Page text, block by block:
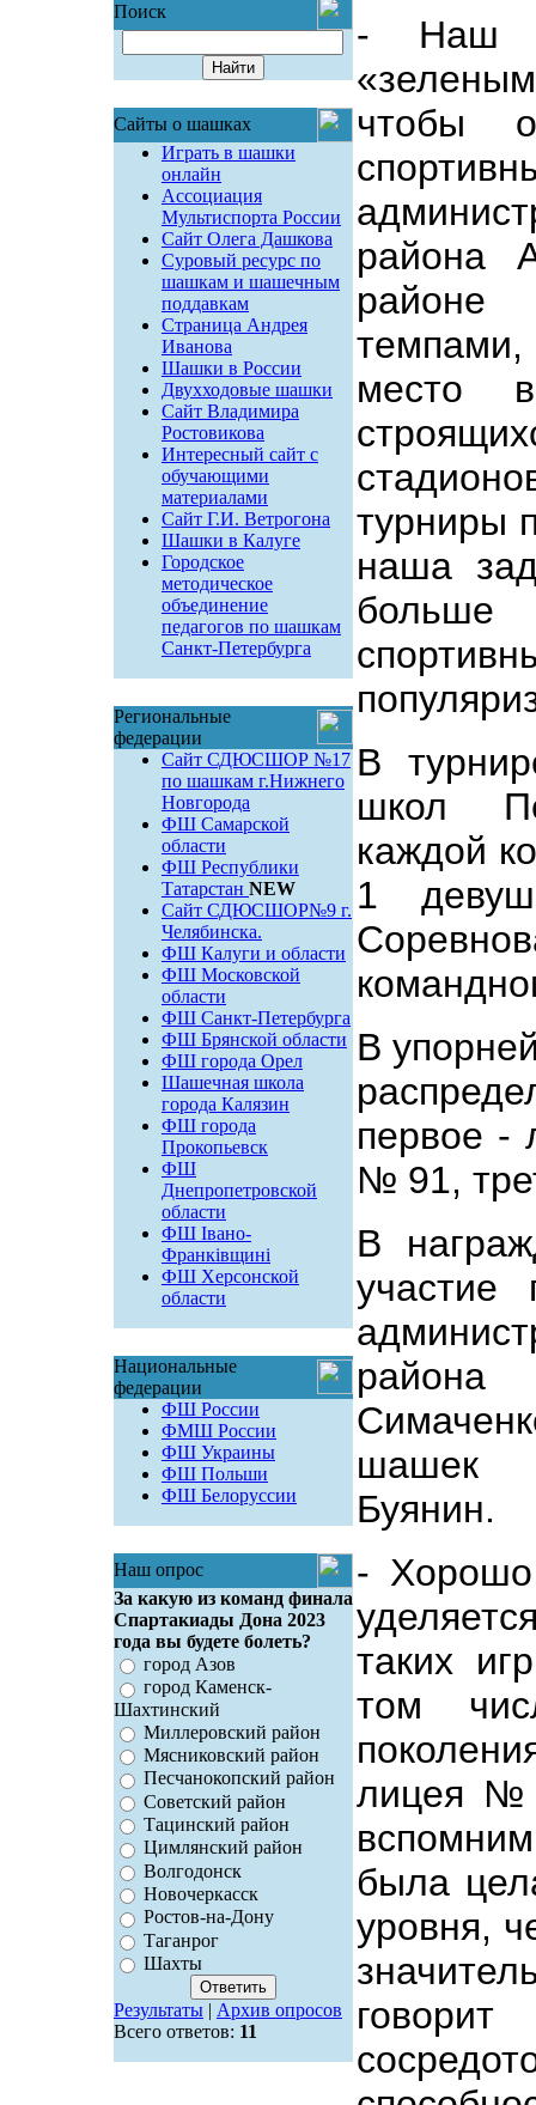
Поиск
Сайты о шашках
Играть в шашки
онлайн
Ассоциация
Мультиспорта России
Сайт Олега Дашкова
Суровый ресурс по
шашкам и шашечным
поддавкам
Страница Андрея
Иванова
Шашки в России
Двухходовые шашки
Сайт Владимира
Ростовикова
Интересный сайт с
обучающими
материалами
Сайт Г.И. Ветрогона
Шашки в Калуге
Городское
методическое
объединение
педагогов по шашкам
Санкт-Петербурга
Региональные
федерации
Сайт СДЮСШОР №17
по шашкам г.Нижнего
Новгорода
ФШ Самарской
области
ФШ Республики
Татарстан NEW
Сайт СДЮСШОР№9 г.
Челябинска.
ФШ Калуги и области
ФШ Московской
области
ФШ Санкт-Петербурга
ФШ Брянской области
ФШ города Орел
Шашечная школа
города Калязин
ФШ города
Прокопьевск
ФШ
Днепропетровской
области
ФШ Івано-
Франківщині
ФШ Херсонской
области
Национальные
федерации
ФШ России
ФМШ России
ФШ Украины
ФШ Польши
ФШ Белоруссии
Наш опрос
За какую из команд финала
Спартакиады Дона 2023
года вы будете болеть?
город Азов
город Каменск-
Шахтинский
Миллеровский район
Мясниковский район
Песчанокопский район
Советский район
Тацинский район
Цимлянский район
Волгодонск
Новочеркасск
Ростов-на-Дону
Таганрог
Шахты
Результаты| Архив опросов
Всего ответов: 11
- Наш
чтобы
района
районе
место
турниры
наша
больше
В
школ
каждой
1
В
первое -
№ 91,
В
участие
района
шашек
Буянин.
-
таких
том
лицея №
была
уровня,